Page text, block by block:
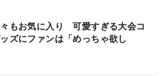
もお気に入り 可愛すぎる大会コ
ズにファンは「めっちゃ欲し